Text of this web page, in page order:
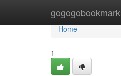
Home
Home
1